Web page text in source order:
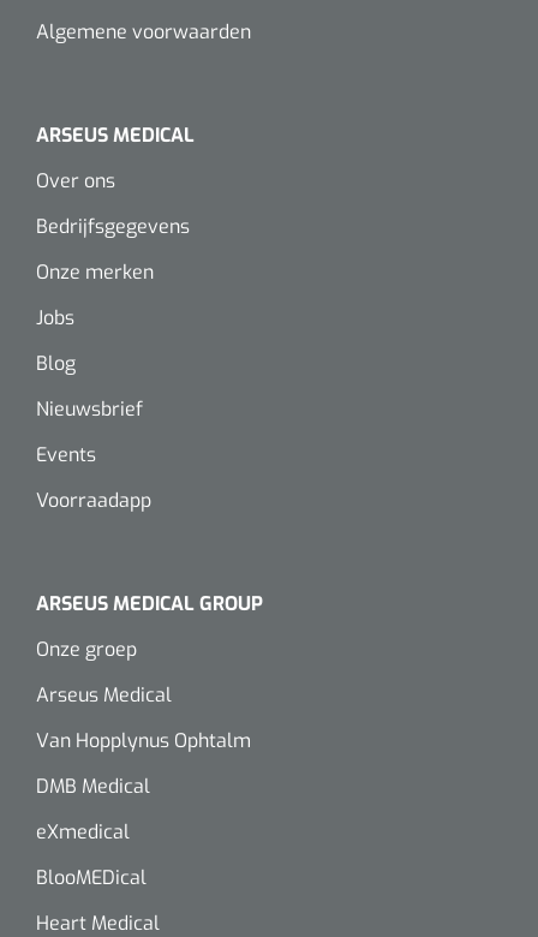
Algemene voorwaarden
ARSEUS MEDICAL
Over ons
Bedrijfsgegevens
Onze merken
Jobs
Blog
Nieuwsbrief
Events
Voorraadapp
ARSEUS MEDICAL GROUP
Onze groep
Arseus Medical
Van Hopplynus Ophtalm
DMB Medical
eXmedical
BlooMEDical
Heart Medical